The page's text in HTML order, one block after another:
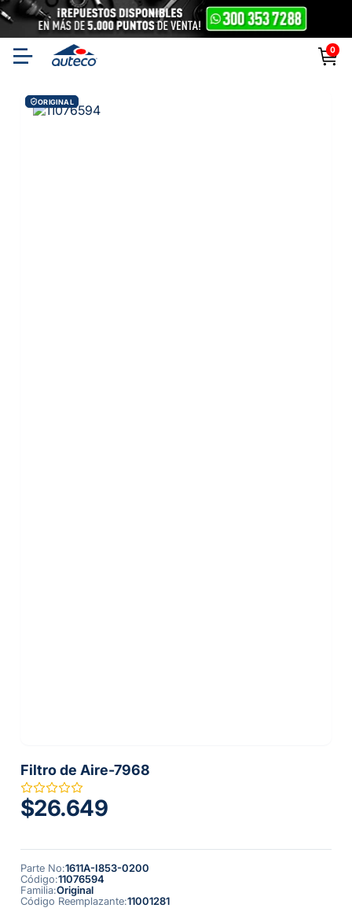
0
ORIGINAL
Filtro de Aire-7968
$26.649
Parte No:1611A-I853-0200
Código:11076594
Familia:Original
Código Reemplazante:11001281